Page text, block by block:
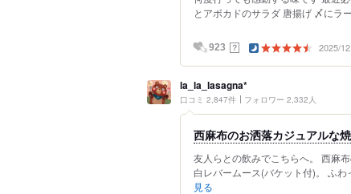
とアボカドのサラダ 唐揚げ 〆にラ
923 ？ 2025/
la_la_lasagna*
口コミ 2,847件 フォロワー 2,332人
西麻布のお洒落カジュアルな
友人らとの飲みでこちらへ。 西麻
白レバームース(バケット付)。 ふ
見る